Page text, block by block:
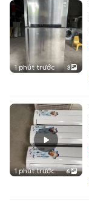
1 phút trước 3
1 phút trước 6